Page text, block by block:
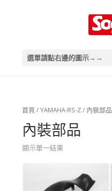
選單請點右邊的圖示→→
首頁 /YAMAHA-RS-Z/ 內裝部品
內裝部品
顯示單一結果